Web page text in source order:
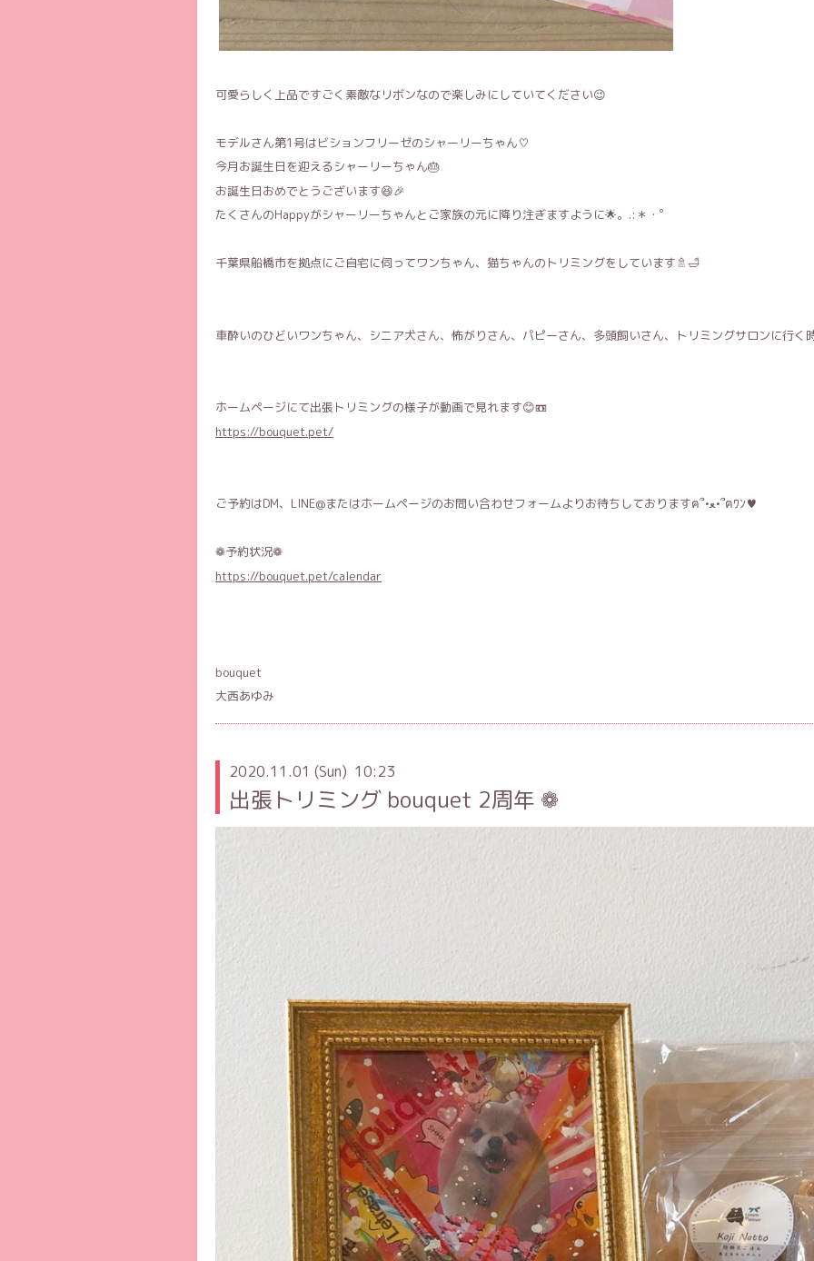
可愛らしく上品ですごく素敵なリボンなので楽しみにしていてください😉
モデルさん第1号はビションフリーゼのシャーリーちゃん♡
今月お誕生日を迎えるシャーリーちゃん🎂
お誕生日おめでとうございます😆🎉
たくさんのHappyがシャーリーちゃんとご家族の元に降り注ぎますように🌟。.:＊・゜
千葉県船橋市を拠点にご自宅に伺ってワンちゃん、猫ちゃんのトリミングをしています🚿🛁
車酔いのひどいワンちゃん、シニア犬さん、怖がりさん、パピーさん、多頭飼いさん、トリミングサロンに行
ホームページにて出張トリミングの様子が動画で見れます😊📼
https://bouquet.pet/
ご予約はDM、LINE@またはホームページのお問い合わせフォームよりお待ちしておりますฅ՞•ﻌ•՞ฅﾜﾝ♥
❁予約状況❁
https://bouquet.pet/calendar
bouquet
大西あゆみ
2020.11.01 (Sun) 10:23
出張トリミング bouquet 2周年 ❁